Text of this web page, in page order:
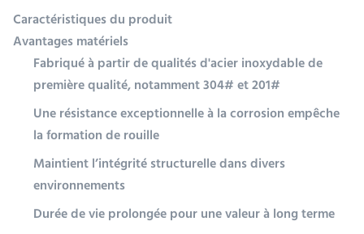
Caractéristiques du produit
Avantages matériels
Fabriqué à partir de qualités d'acier inoxydable de
première qualité, notamment 304# et 201#
Une résistance exceptionnelle à la corrosion empêche
la formation de rouille
Maintient l’intégrité structurelle dans divers
environnements
Durée de vie prolongée pour une valeur à long terme